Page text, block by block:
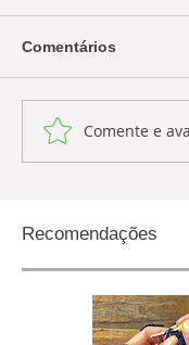
Comentários
Comente e
Recomendações